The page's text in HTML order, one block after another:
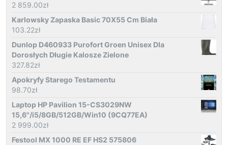
2 859.00zł
Karlowsky Zapaska Basic 70X55 Cm Biała
103.22zł
Dunlop D460933 Purofort Groen Unisex Dla
Dorosłych Długie Kalosze Zielone
327.82zł
Apokryfy Starego Testamentu
98.70zł
Laptop HP Pavilion 15-CS3029NW
15,6"/i5/8GB/512GB/Win10 (9CQ77EA)
2 999.00zł
Festool MX 1000 RE EF HS2 575806